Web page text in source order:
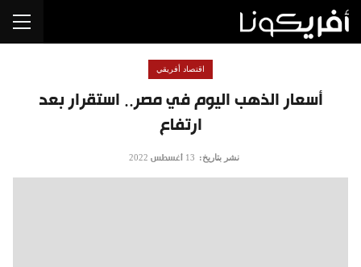
أسعار الذهب اليوم في مصر.. استقرار بعد
ارتفاع
اقتصاد أفريقي
نشر بتاريخ: 13 أغسطس 2022